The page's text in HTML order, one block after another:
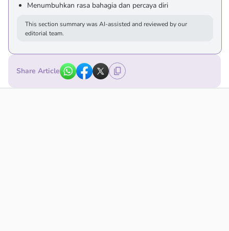
Menumbuhkan rasa bahagia dan percaya diri
This section summary was AI-assisted and reviewed by our
editorial team.
Share Article